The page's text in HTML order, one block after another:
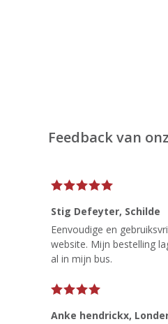
Feedback van
Stig Defeyter, Schilde
Eenvoudige en
website. Mijn bestelling
al in mijn bus.
Anke hendrickx,